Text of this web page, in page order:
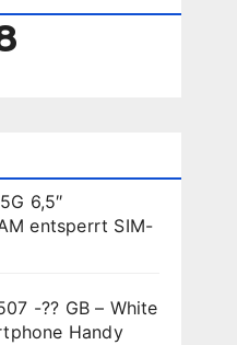
6,5″
entsperrt SIM-
-?? GB – White
Handy